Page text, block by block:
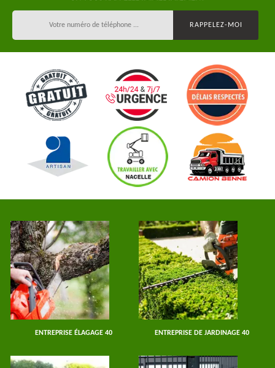
ENTREPRISE ÉLAGAGE 40 ENTREPRISE DE JARDINAGE 40